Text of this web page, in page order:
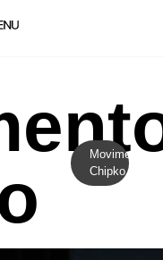
Movimento
Chipko